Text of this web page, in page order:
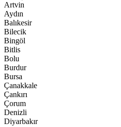
Artvin
Aydın
Balıkesir
Bilecik
Bingöl
Bitlis
Bolu
Burdur
Bursa
Çanakkale
Çankırı
Çorum
Denizli
Diyarbakır